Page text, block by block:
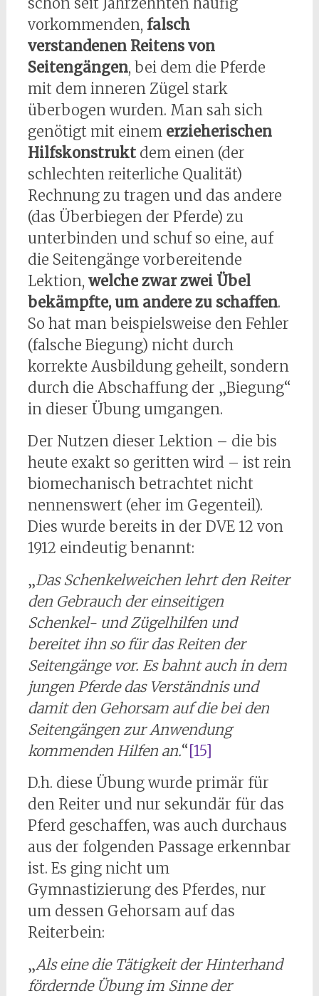
vorkommenden, falsch
verstandenen Reitens von
Seitengängen, bei dem die Pferde
mit dem inneren Zügel stark
überbogen wurden. Man sah sich
genötigt mit einem erzieherischen
Hilfskonstruktdem einen (der
schlechten reiterliche Qualität)
Rechnung zu tragen und das andere
(das Überbiegen der Pferde) zu
unterbinden und schuf so eine, auf
die Seitengänge vorbereitende
Lektion, welche zwar zwei Übel
bekämpfte, um andere zu schaffen.
So hat man beispielsweise den Fehler
(falsche Biegung) nicht durch
korrekte Ausbildung geheilt, sondern
durch die Abschaffung der „Biegung“
in dieser Übung umgangen.
Der Nutzen dieser Lektion – die bis
heute exakt so geritten wird – ist rein
biomechanisch betrachtet nicht
nennenswert (eher im Gegenteil).
Dies wurde bereits in der DVE 12 von
1912 eindeutig benannt:
„Das Schenkelweichen lehrt den Reiter
den Gebrauch der einseitigen
Schenkel- und Zügelhilfen und
bereitet ihn so für das Reiten der
Seitengänge vor. Es bahnt auch in dem
jungen Pferde das Verständnis und
damit den Gehorsam auf die bei den
Seitengängen zur Anwendung
kommenden Hilfen an.“[15]
D.h. diese Übung wurde primär für
den Reiter und nur sekundär für das
Pferd geschaffen, was auch durchaus
aus der folgenden Passage erkennbar
ist. Es ging nicht um
Gymnastizierung des Pferdes, nur
um dessen Gehorsam auf das
Reiterbein:
„Als eine die Tätigkeit der Hinterhand
fördernde Übung im Sinne der